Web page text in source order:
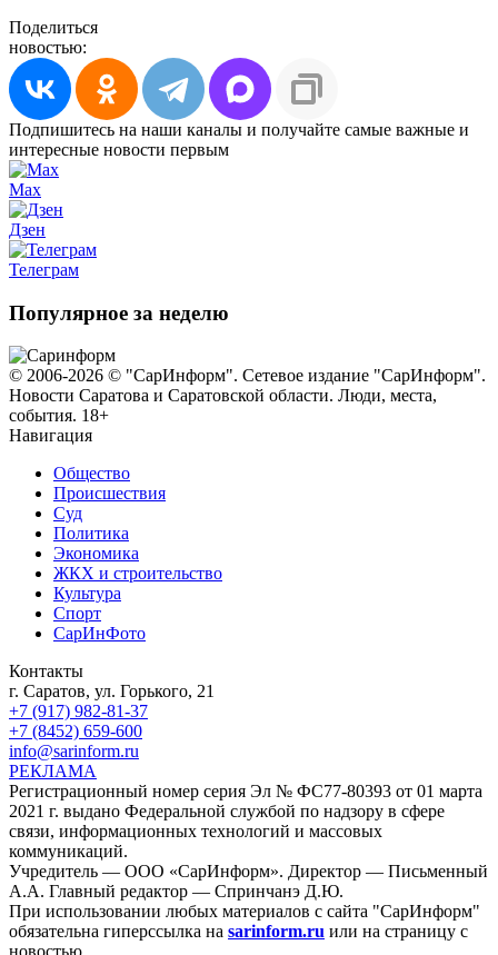
Поделиться
новостью:
Подпишитесь на наши каналы и получайте самые важные и
интересные новости первым
Max
Дзен
Телеграм
Популярное за неделю
© 2006-2026 © "СарИнформ". Сетевое издание "СарИнформ".
Новости Саратова и Саратовской области. Люди, места,
события. 18+
Навигация
Общество
Происшествия
Суд
Политика
Экономика
ЖКХ и строительство
Культура
Спорт
СарИнФото
Контакты
г. Саратов, ул. Горького, 21
+7 (917) 982-81-37
+7 (8452) 659-600
info@sarinform.ru
РЕКЛАМА
Регистрационный номер серия Эл № ФС77-80393 от 01 марта
2021 г. выдано Федеральной службой по надзору в сфере
связи, информационных технологий и массовых
коммуникаций.
Учредитель — ООО «СарИнформ». Директор — Письменный
А.А. Главный редактор — Спринчанэ Д.Ю.
При использовании любых материалов с сайта "СарИнформ"
обязательна гиперссылка на sarinform.ru или на страницу с